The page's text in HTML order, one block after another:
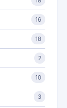
16
18
2
10
3